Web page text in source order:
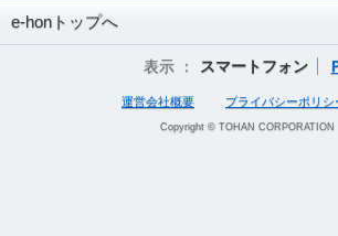
e-honトップへ
表示 ： スマートフォン
運営会社概要 プライバシーポリシ
Copyright © TOHAN CORPORATION